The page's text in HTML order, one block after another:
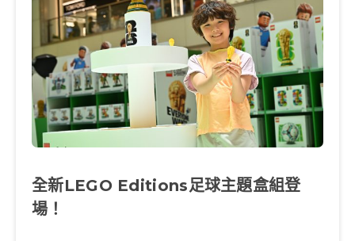
全新LEGO Editions足球主題盒組登
場！